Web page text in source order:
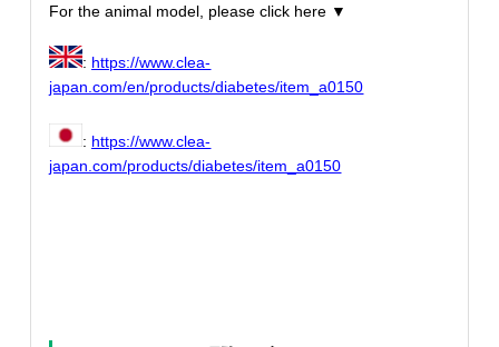
For the animal model, please click here ▼
: https://www.clea-
japan.com/en/products/diabetes/item_a0150
: https://www.clea-
japan.com/products/diabetes/item_a0150